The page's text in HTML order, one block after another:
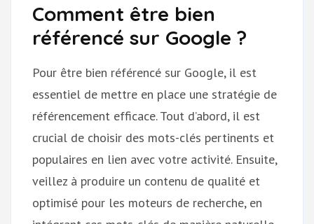
Comment être bien
référencé sur Google ?
Pour être bien référencé sur Google, il est
essentiel de mettre en place une stratégie de
référencement efficace. Tout d’abord, il est
crucial de choisir des mots-clés pertinents et
populaires en lien avec votre activité. Ensuite,
veillez à produire un contenu de qualité et
optimisé pour les moteurs de recherche, en